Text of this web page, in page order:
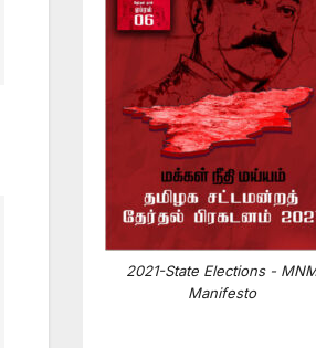
2021-State Elections -
Manifesto